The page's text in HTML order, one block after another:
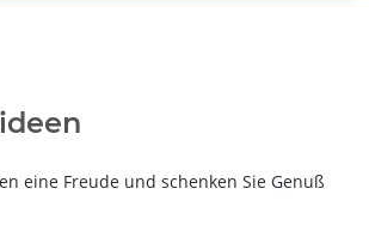
eine Freude und schenken Sie Genuß